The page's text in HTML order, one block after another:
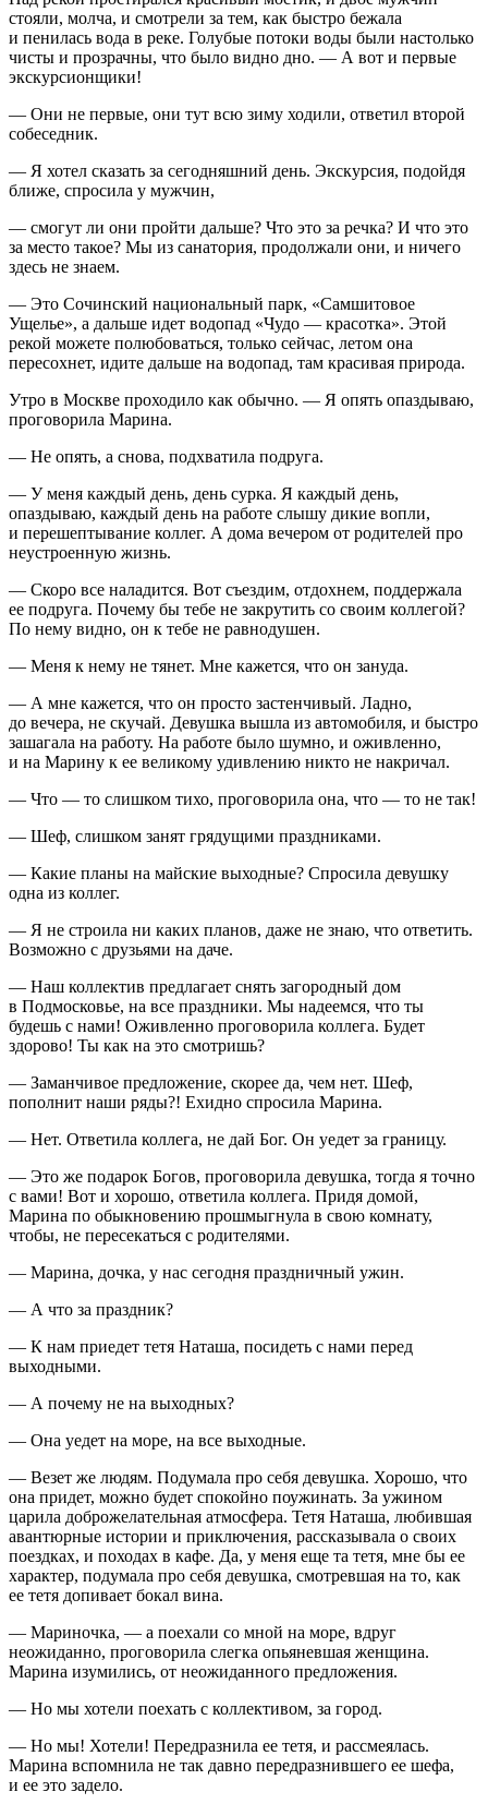
стояли, молча, и смотрели за тем, как быстро бежала
и пенилась вода в реке. Голубые потоки воды были настолько
чисты и прозрачны, что было видно дно. — А вот и первые
экскурсионщики!
— Они не первые, они тут всю зиму ходили, ответил второй
собеседник.
— Я хотел сказать за сегодняшний день. Экскурсия, подойдя
ближе, спросила у мужчин,
— смогут ли они пройти дальше? Что это за речка? И что это
за место такое? Мы из санатория, продолжали они, и ничего
здесь не знаем.
— Это Сочинский национальный парк, «Самшитовое
Ущелье», а дальше идет водопад «Чудо — красотка». Этой
рекой можете полюбоваться, только сейчас, летом она
пересохнет, идите дальше на водопад, там красивая природа.
Утро в Москве проходило как обычно. — Я опять опаздываю,
проговорила Марина.
— Не опять, а снова, подхватила подруга.
— У меня каждый день, день сурка. Я каждый день,
опаздываю, каждый день на работе слышу дикие вопли,
и перешептывание коллег. А дома вечером от родителей про
неустроенную жизнь.
— Скоро все наладится. Вот съездим, отдохнем, поддержала
ее подруга. Почему бы тебе не закрутить со своим коллегой?
По нему видно, он к тебе не равнодушен.
— Меня к нему не тянет. Мне кажется, что он зануда.
— А мне кажется, что он просто застенчивый. Ладно,
до вечера, не скучай. Девушка вышла из автомобиля, и быстро
зашагала на работу. На работе было шумно, и оживленно,
и на Марину к ее великому удивлению никто не накричал.
— Что — то слишком тихо, проговорила она, что — то не так!
— Шеф, слишком занят грядущими праздниками.
— Какие планы на майские выходные? Спросила девушку
одна из коллег.
— Я не строила ни каких планов, даже не знаю, что ответить.
Возможно с друзьями на даче.
— Наш коллектив предлагает снять загородный дом
в Подмосковье, на все праздники. Мы надеемся, что ты
будешь с нами! Оживленно проговорила коллега. Будет
здорово! Ты как на это смотришь?
— Заманчивое предложение, скорее да, чем нет. Шеф,
пополнит наши ряды?! Ехидно спросила Марина.
— Нет. Ответила коллега, не дай Бог. Он уедет за границу.
— Это же подарок Богов, проговорила девушка, тогда я точно
с вами! Вот и хорошо, ответила коллега. Придя домой,
Марина по обыкновению прошмыгнула в свою комнату,
чтобы, не пересекаться с родителями.
— Марина, дочка, у нас сегодня праздничный ужин.
— А что за праздник?
— К нам приедет тетя Наташа, посидеть с нами перед
выходными.
— А почему не на выходных?
— Она уедет на море, на все выходные.
— Везет же людям. Подумала про себя девушка. Хорошо, что
она придет, можно будет спокойно поужинать. За ужином
царила доброжелательная атмосфера. Тетя Наташа, любившая
авантюрные истории и приключения, рассказывала о своих
поездках, и походах в кафе. Да, у меня еще та тетя, мне бы ее
характер, подумала про себя девушка, смотревшая на то, как
ее тетя допивает бокал вина.
— Мариночка, — а поехали со мной на море, вдруг
неожиданно, проговорила слегка опьяневшая женщина.
Марина изумились, от неожиданного предложения.
— Но мы хотели поехать с коллективом, за город.
— Но мы! Хотели! Передразнила ее тетя, и рассмеялась.
Марина вспомнила не так давно передразнившего ее шефа,
и ее это задело.